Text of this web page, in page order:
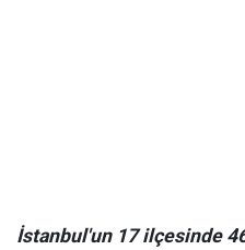
İstanbul'un 17 ilçesinde